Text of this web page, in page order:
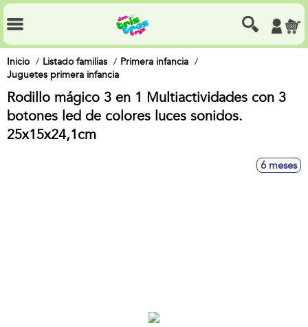
Inicio Listado familias
Primera infancia
Juguetes primera infancia
Rodillo mágico 3 en 1 Multiactividades con 3
botones led de colores luces sonidos.
25x15x24,1cm
6 meses